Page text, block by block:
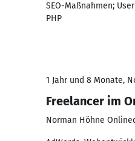
SEO-Maßnahmen;
PHP
1 Jahr und 8 Monate,
Freelancer im
Norman Höhne